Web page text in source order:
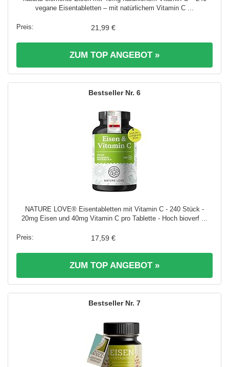
vegane Eisentabletten – mit natürlichem Vitamin C ...
21,99 €
ZUM TOP ANGEBOT »
6
NATURE LOVE® Eisentabletten mit Vitamin C - 240 Stück -
20mg Eisen und 40mg Vitamin C pro Tablette - Hoch bioverf ...
17,59 €
ZUM TOP ANGEBOT »
7